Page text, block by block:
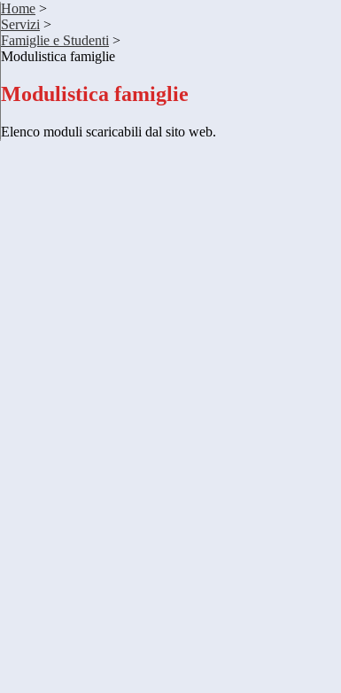
Home >
Servizi >
Famiglie e Studenti >
Modulistica famiglie
Modulistica famiglie
Elenco moduli scaricabili dal sito web.